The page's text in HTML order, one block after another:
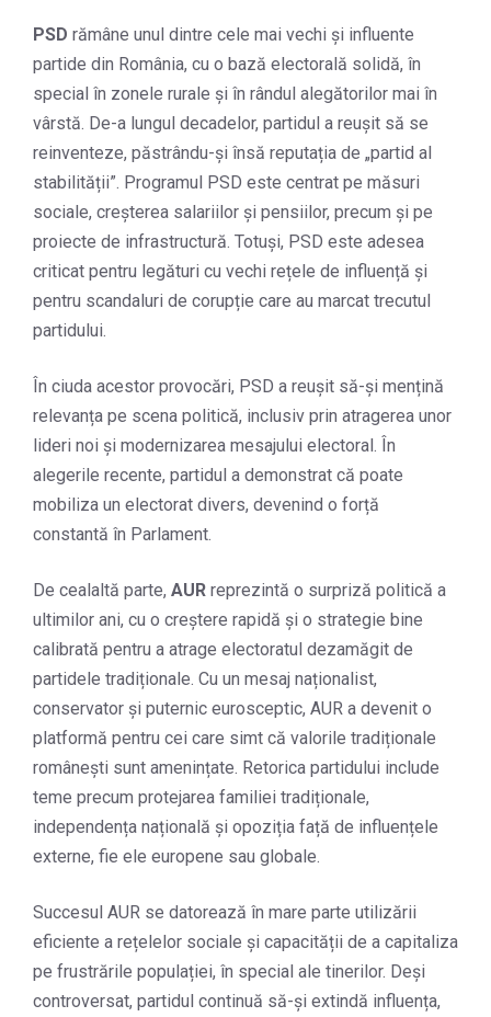
PSD rămâne unul dintre cele mai vechi și influente
partide din România, cu o bază electorală solidă, în
special în zonele rurale și în rândul alegătorilor mai în
vârstă. De-a lungul decadelor, partidul a reușit să se
reinventeze, păstrându-și însă reputația de „partid al
stabilității”. Programul PSD este centrat pe măsuri
sociale, creșterea salariilor și pensiilor, precum și pe
proiecte de infrastructură. Totuși, PSD este adesea
criticat pentru legături cu vechi rețele de influență și
pentru scandaluri de corupție care au marcat trecutul
partidului.
În ciuda acestor provocări, PSD a reușit să-și mențină
relevanța pe scena politică, inclusiv prin atragerea unor
lideri noi și modernizarea mesajului electoral. În
alegerile recente, partidul a demonstrat că poate
mobiliza un electorat divers, devenind o forță
constantă în Parlament.
De cealaltă parte, AUR reprezintă o surpriză politică a
ultimilor ani, cu o creștere rapidă și o strategie bine
calibrată pentru a atrage electoratul dezamăgit de
partidele tradiționale. Cu un mesaj naționalist,
conservator și puternic eurosceptic, AUR a devenit o
platformă pentru cei care simt că valorile tradiționale
românești sunt amenințate. Retorica partidului include
teme precum protejarea familiei tradiționale,
independența națională și opoziția față de influențele
externe, fie ele europene sau globale.
Succesul AUR se datorează în mare parte utilizării
eficiente a rețelelor sociale și capacității de a capitaliza
pe frustrările populației, în special ale tinerilor. Deși
controversat, partidul continuă să-și extindă influența,